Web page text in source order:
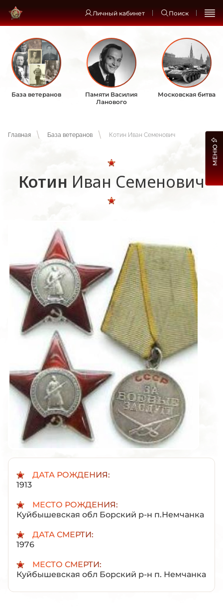
Личный кабинет Поиск
База ветеранов
Памяти Василия
Ланового
Московская битва
Главная База ветеранов Котин Иван Семенович
Котин Иван Семенович
ДАТА РОЖДЕНИЯ:
1913
МЕСТО РОЖДЕНИЯ:
Куйбышевская обл Борский р-н п.Немчанка
ДАТА СМЕРТИ:
1976
МЕСТО СМЕРТИ:
Куйбышевская обл Борский р-н п. Немчанка
МЕНЮ